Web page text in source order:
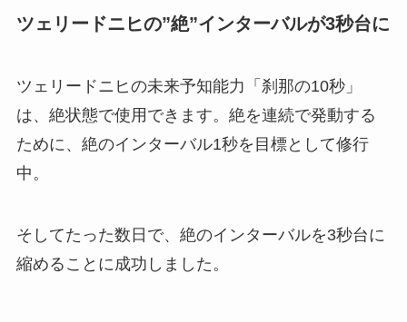
ツェリードニヒの”絶”インターバルが3秒台に
ツェリードニヒの未来予知能力「刹那の10秒」
は、絶状態で使用できます。絶を連続で発動する
ために、絶のインターバル1秒を目標として修行
中。
そしてたった数日で、絶のインターバルを3秒台に
縮めることに成功しました。